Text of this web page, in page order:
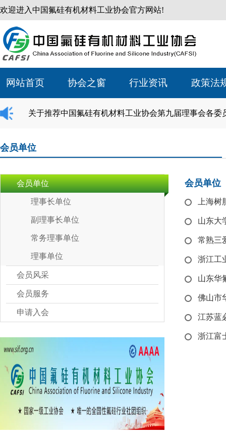
欢迎进入中国氟硅有机材料工业协会官方网站!
网站首页 协会之窗 行业资讯 政策法
关于推荐中国氟硅有机材料工业协会第九届理事会各委
会员单位
会员单位
理事长单位
副理事长单位
常务理事单位
理事单位
会员风采
会员服务
申请入会
会员单位
上海
山东大
常熟三
浙江工
山东华
佛山市
江苏蓝
浙江富